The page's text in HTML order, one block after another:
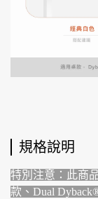
規格說明
特別注意：此商
款、Dual